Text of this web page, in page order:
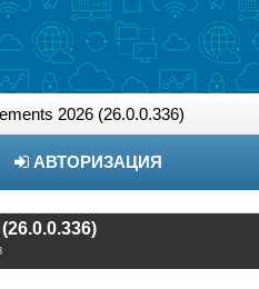
2026 (26.0.0.336)
АВТОРИЗАЦИЯ